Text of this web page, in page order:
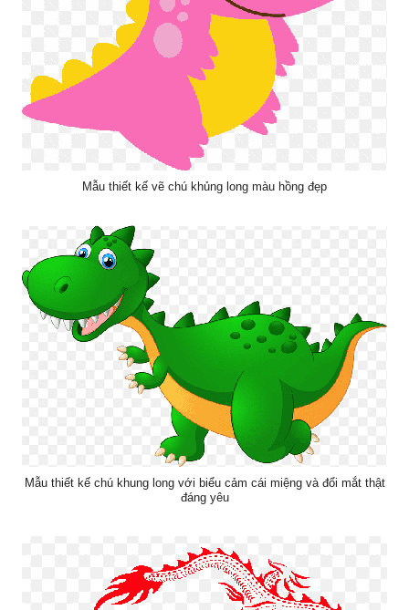
Mẫu thiết kế vẽ chú khủng long màu hồng đẹp
Mẫu thiết kế chú khung long với biểu cảm cái miệng và đổi mắt thật
đáng yêu